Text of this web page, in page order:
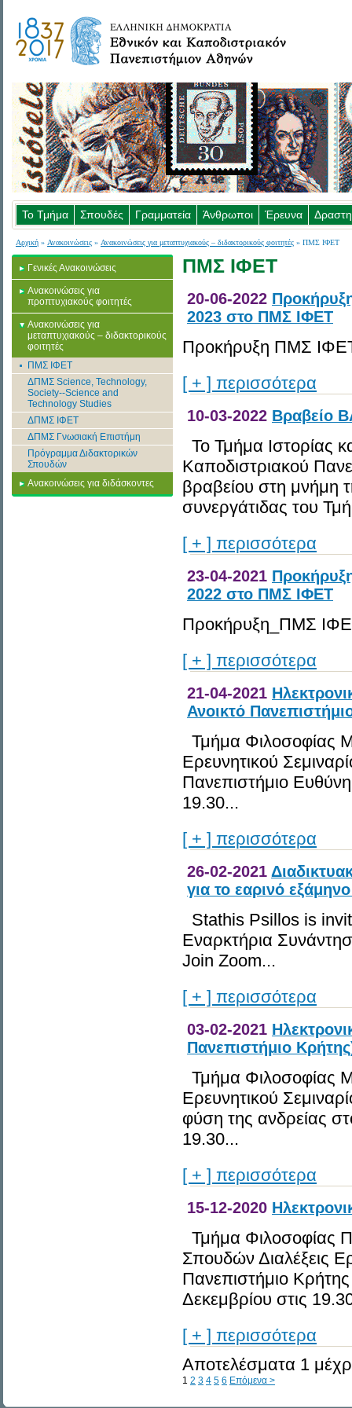
Το Τμήμα Σπουδές Γραμματεία Άνθρωποι Έρευνα
Αρχική » Ανακοινώσεις » Ανακοινώσεις για μεταπτυχιακούς – διδακτορικούς φοιτητές » ΠΜΣ ΙΦΕΤ
Γενικές Ανακοινώσεις
Ανακοινώσεις για
προπτυχιακούς φοιτητές
Ανακοινώσεις για
μεταπτυχιακούς – διδακτορικούς
φοιτητές
ΠΜΣ ΙΦΕΤ
ΔΠΜΣ Science, Technology,
Society--Science and
Technology Studies
ΔΠΜΣ ΙΦΕΤ
ΔΠΜΣ Γνωσιακή Επιστήμη
Πρόγραμμα Διδακτορικών
Σπουδών
Ανακοινώσεις για διδάσκοντες
ΠΜΣ ΙΦΕΤ
20-06-2022
2023 στο ΠΜΣ ΙΦΕΤ
Προκήρυξη ΠΜΣ ΙΦΕΤ
[ + ] περισσότερα
10-03-2022 Βραβείο
Το Τμήμα Ιστορίας
Καποδιστριακού
βραβείου στη μνήμη
συνεργάτιδας του
[ + ] περισσότερα
23-04-2021
2022 στο ΠΜΣ ΙΦΕΤ
Προκήρυξη_ΠΜΣ
[ + ] περισσότερα
21-04-2021
Ανοικτό
Τμήμα Φιλοσοφίας
Ερευνητικού
Πανεπιστήμιο
19.30...
[ + ] περισσότερα
26-02-2021
για το εαρινό
Stathis Psillos is
Εναρκτήρια
Join Zoom...
[ + ] περισσότερα
03-02-2021
Πανεπιστήμιο
Τμήμα Φιλοσοφίας
Ερευνητικού
φύση της ανδρείας
19.30...
[ + ] περισσότερα
15-12-2020
Τμήμα Φιλοσοφίας
Σπουδών Διαλέξεις
Πανεπιστήμιο
Δεκεμβρίου στις
[ + ] περισσότερα
Αποτελέσματα 1
1 2 3 4 5 6 Επόμενα >